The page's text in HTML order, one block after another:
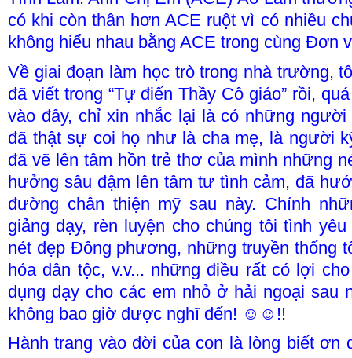
có khi còn thân hơn ACE ruột vì có nhiều
không hiểu nhau bằng ACE trong cùng Đơn
Về giai đoạn làm học trò trong nhà trường,
đã viết trong “Tự điển Thầy Cô giáo” rồi,
vào đây, chỉ xin nhắc lại là có những
đã thật sự coi họ như là cha mẹ, là người
đã vẽ lên tâm hồn trẻ thơ của mình những
hưởng sâu đậm lên tâm tư tình cảm, đã
đường chân thiện mỹ sau này. Chính
giảng dạy, rèn luyện cho chúng tôi tình
nét đẹp Đông phương, những truyền thống
hóa dân tộc, v.v... những điều rất có lợi
dụng dạy cho các em nhỏ ở hải ngoại sau
không bao giờ được nghĩ đến! ☺☺!!
Hành trang vào đời của con là lòng biết ơn